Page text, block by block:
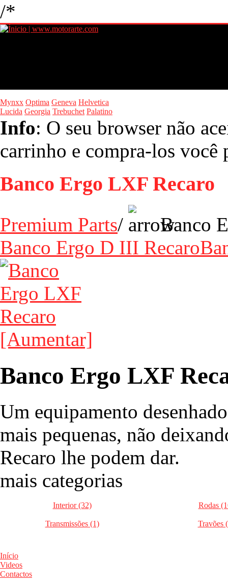
/*
Mynxx Optima Geneva Helvetica
Lucida Georgia Trebuchet Palatino
Info: O seu browser não
carrinho e compra-los você
Banco Ergo LXF Recaro
Premium Parts/
Banco
Banco Ergo D III Recaro
[Aumentar]
Banco Ergo LXF
Um equipamento
mais pequenas, não
Recaro lhe podem dar.
mais categorias
Interior (32) Rodas
Transmissões (1) Travões
Início
Videos
Contactos